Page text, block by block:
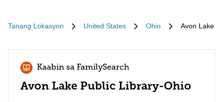
Tanang Lokasyon United States Ohio Avon Lake
Kaabin sa FamilySearch
Avon Lake Public Library-Ohio